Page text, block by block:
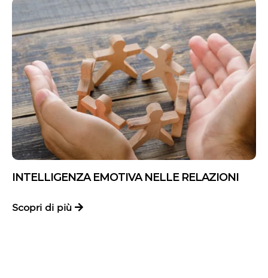
INTELLIGENZA EMOTIVA NELLE RELAZIONI
Scopri di più